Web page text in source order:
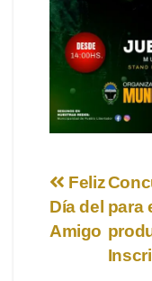
de
para
Feliz
Día del
Amigo